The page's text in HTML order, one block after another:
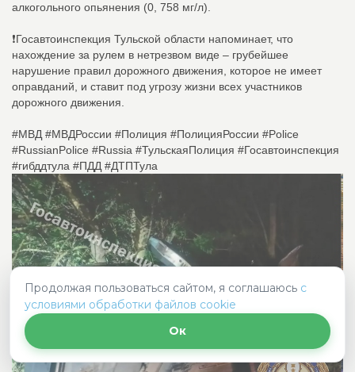
алкогольного опьянения (0, 758 мг/л).
❗Госавтоинспекция Тульской области напоминает, что
нахождение за рулем в нетрезвом виде – грубейшее
нарушение правил дорожного движения, которое не имеет
оправданий, и ставит под угрозу жизни всех участников
дорожного движения.
#МВД #МВДРоссии #Полиция #ПолицияРоссии #Police
#RussianPolice #Russia #ТульскаяПолиция #Госавтоинспекция
#гибддтула #ПДД #ДТПТула
Продолжая пользоваться сайтом, я соглашаюсь с
условиями обработки файлов cookie
Ок